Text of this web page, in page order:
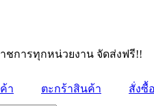
ชการทุกหน่วยงาน จัดส่งฟรี!!
า ตะกร้าสินค้า สั่งซื้